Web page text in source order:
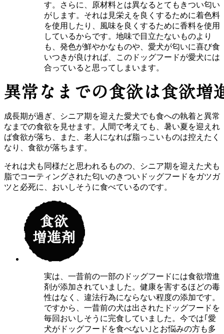
す。さらに、原材料とは異なるとてもきつい匂い
がします。それは見栄えを良くするために着色料
を使用したり、風味を良くするために香料を使用
しているからです。地味で目立たないものより
も、発色が鮮やかなものや、愛犬が匂いに喜び食
いつきが良ければ、このドッグフードが愛犬には
合っていると思ってしまいます。
成長期が過ぎ、シニア期を迎えた愛犬でも食への執着と異常
なまでの食欲を見せます。人間で考えても、暑い夏を迎えれ
ば食欲が落ち、また、老人になれば脂っこいものは控えたく
なり、食欲が落ちます。
それは犬も同様だと思われるものの、シニア期を迎えた犬も
脂でコーティングされた匂いのきついドッグフードをガツガ
ツと必死に、おいしそうに食べているのです。
実は、一昔前の一部のドッグフードには食欲増進
剤が添加されていました。健康を害するほどの毒
性はなく、違法行為にならない程度の添加です。
ですから、一昔前の犬は出されたドッグフードを
毎回おいしそうに完食していました。今では｢愛
犬がドッグフードを食べない｣とお悩みの方も多